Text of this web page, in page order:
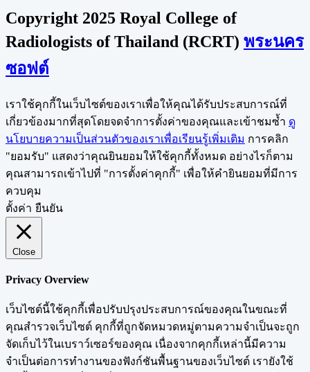
Copyright 2025 Royal College of
Radiologists of Thailand (RCRT) พระนคร
ซอฟต์
เราใช้คุกกี้ในเว็บไซต์ของเราเพื่อให้คุณได้รับประสบการณ์ที่
เกี่ยวข้องมากที่สุดโดยจดจำการตั้งค่าของคุณและเข้าชมซ้ำ ดู
นโยบายความเป็นส่วนตัวของเราเพื่อเรียนรู้เพิ่มเติม การคลิก
"ยอมรับ" แสดงว่าคุณยินยอมให้ใช้คุกกี้ทั้งหมด อย่างไรก็ตาม
คุณสามารถเข้าไปที่ "การตั้งค่าคุกกี้" เพื่อให้คำยินยอมที่มีการ
ควบคุม
ตั้งค่า ยืนยัน
Close
Privacy Overview
เว็บไซต์นี้ใช้คุกกี้เพื่อปรับปรุงประสบการณ์ของคุณในขณะที่
คุณสำรวจเว็บไซต์ คุกกี้ที่ถูกจัดหมวดหมู่ตามความจำเป็นจะถูก
จัดเก็บไว้ในเบราว์เซอร์ของคุณ เนื่องจากคุกกี้เหล่านี้มีความ
จำเป็นต่อการทำงานของฟังก์ชันพื้นฐานของเว็บไซต์ เรายังใช้